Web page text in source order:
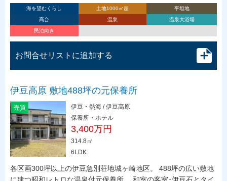
海を望むくらし 土地1000㎡超
平坦地
高台
温泉
温泉大浴場
民泊向き
お問合せリストに追加する
伊豆高原 敷地488坪の元保養所
売買
伊豆・熱海 / 伊豆高原
保養所・ホテル
3,400万円
314.8㎡
6LDK
各区画300坪以上の伊豆急別荘地城ヶ崎地区。 488坪の広い敷地